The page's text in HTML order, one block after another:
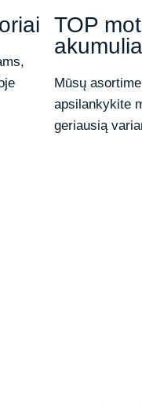
TOP
Mūsų
apsilankykite
geriausią